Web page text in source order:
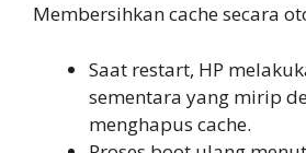
Membersihkan cache secara
Saat restart, HP
sementara yang mirip
menghapus cache.